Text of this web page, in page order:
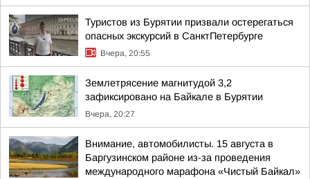
Туристов из Бурятии призвали остерегаться
опасных экскурсий в СанктПетербурге
Вчера, 20:55
Землетрясение магнитудой 3,2
зафиксировано на Байкале в Бурятии
Вчера, 20:27
Внимание, автомобилисты. 15 августа в
Баргузинском районе из-за проведения
международного марафона «Чистый Байкал»